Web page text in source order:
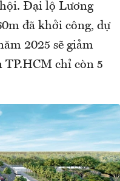
Đại lộ Lương
đã khởi công, dự
2025 sẽ giảm
TP.HCM chỉ còn 5